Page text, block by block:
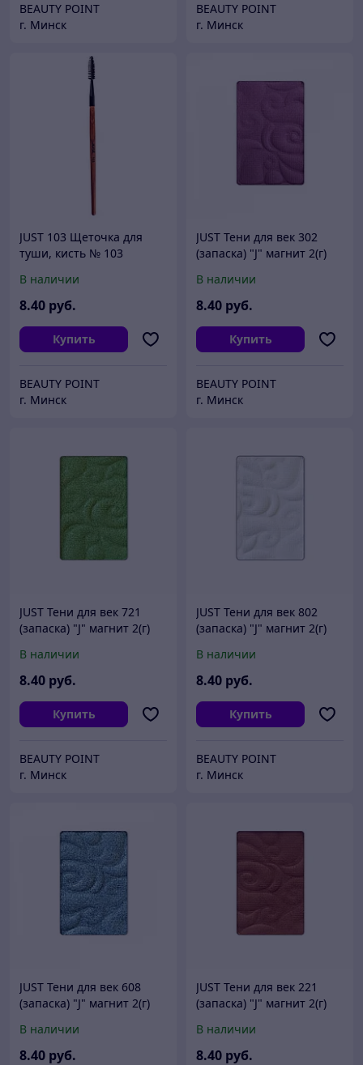
BEAUTY POINT
г. Минск
BEAUTY POINT
г. Минск
JUST 103 Щеточка для
туши, кисть № 103
В наличии
8.40 руб.
Купить
BEAUTY POINT
г. Минск
JUST Тени для век 302
(запаска) "J" магнит 2(г)
В наличии
8.40 руб.
Купить
BEAUTY POINT
г. Минск
JUST Тени для век 721
(запаска) "J" магнит 2(г)
В наличии
8.40 руб.
Купить
BEAUTY POINT
г. Минск
JUST Тени для век 802
(запаска) "J" магнит 2(г)
В наличии
8.40 руб.
Купить
BEAUTY POINT
г. Минск
JUST Тени для век 608
(запаска) "J" магнит 2(г)
В наличии
8.40 руб.
JUST Тени для век 221
(запаска) "J" магнит 2(г)
В наличии
8.40 руб.